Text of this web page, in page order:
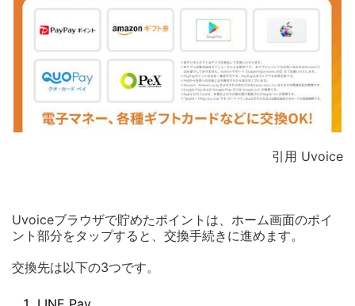
引用 Uvoice
Uvoiceブラウザで貯めたポイントは、ホーム画面のポイ
ント部分をタップすると、交換手続きに進めます。
交換先は以下の3つです。